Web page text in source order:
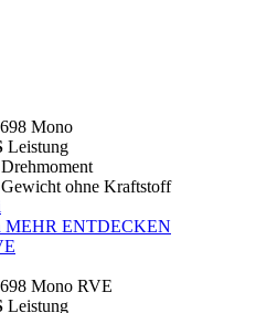
Mono
Leistung
Drehmoment
Gewicht ohne Kraftstoff
MEHR ENTDECKEN
Mono RVE
Leistung